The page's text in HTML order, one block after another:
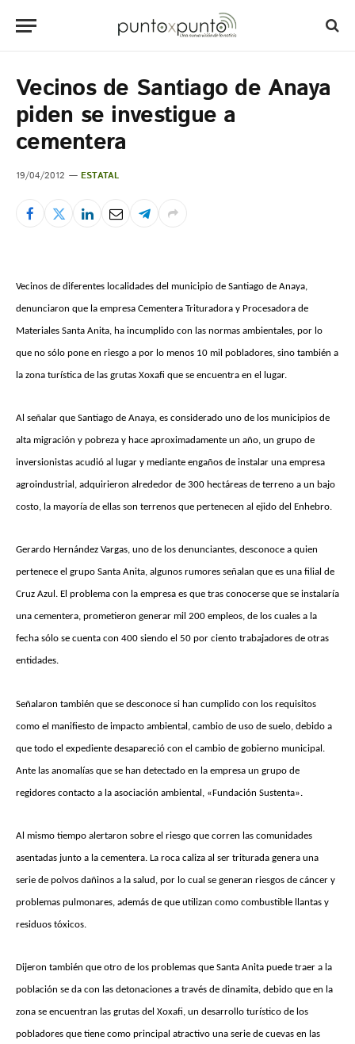
Vecinos de Santiago de Anaya
piden se investigue a
cementera
19/04/2012 ESTATAL
Vecinos de diferentes localidades del municipio de Santiago de Anaya,
denunciaron que la empresa Cementera Trituradora y Procesadora de
Materiales Santa Anita, ha incumplido con las normas ambientales, por lo
que no sólo pone en riesgo a por lo menos 10 mil pobladores, sino también a
la zona turística de las grutas Xoxafi que se encuentra en el lugar.
Al señalar que Santiago de Anaya, es considerado uno de los municipios de
alta migración y pobreza y hace aproximadamente un año, un grupo de
inversionistas acudió al lugar y mediante engaños de instalar una empresa
agroindustrial, adquirieron alrededor de 300 hectáreas de terreno a un bajo
costo, la mayoría de ellas son terrenos que pertenecen al ejido del Enhebro.
Gerardo Hernández Vargas, uno de los denunciantes, desconoce a quien
pertenece el grupo Santa Anita, algunos rumores señalan que es una filial de
Cruz Azul. El problema con la empresa es que tras conocerse que se instalaría
una cementera, prometieron generar mil 200 empleos, de los cuales a la
fecha sólo se cuenta con 400 siendo el 50 por ciento trabajadores de otras
entidades.
Señalaron también que se desconoce si han cumplido con los requisitos
como el manifiesto de impacto ambiental, cambio de uso de suelo, debido a
que todo el expediente desapareció con el cambio de gobierno municipal.
Ante las anomalías que se han detectado en la empresa un grupo de
regidores contacto a la asociación ambiental, «Fundación Sustenta».
Al mismo tiempo alertaron sobre el riesgo que corren las comunidades
asentadas junto a la cementera. La roca caliza al ser triturada genera una
serie de polvos dañinos a la salud, por lo cual se generan riesgos de cáncer y
problemas pulmonares, además de que utilizan como combustible llantas y
residuos tóxicos.
Dijeron también que otro de los problemas que Santa Anita puede traer a la
población se da con las detonaciones a través de dinamita, debido que en la
zona se encuentran las grutas del Xoxafi, un desarrollo turístico de los
pobladores que tiene como principal atractivo una serie de cuevas en las